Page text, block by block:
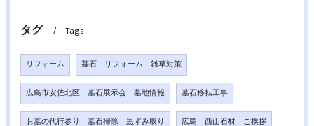
タグ Tags
リフォーム 墓石 リフォーム 雑草対策
広島市安佐北区 墓石展示会 墓地情報 墓石移転工事
お墓の代行参り 墓石掃除 黒ずみ取り 広島 西山石材 ご挨拶